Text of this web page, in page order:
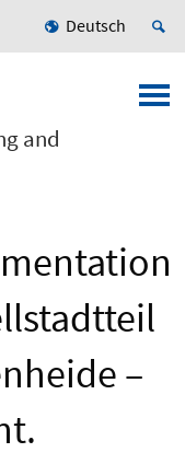
Deutsch
and
–